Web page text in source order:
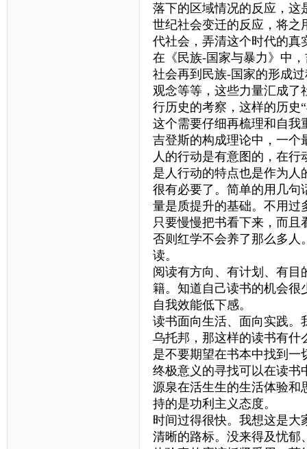
落下的区域情况的反应，这
世纪社会变迁的反应，将之
代社会，弄清这个时代的真
在《民族-国家与暴力》中
社会再到民族-国家的形成
观念等等，这些力量汇成了
行历史的考察，这样的历史
这个需要仔细再梳理和自我
吉登斯的构成理论中，一个
人的行动是有意图的，在
是人行动的特点也是作为人
很有必要了。简单的用几句
量是质提升的基础。不用过
只要慢慢把书看下来，而
否则红学不会养了那么多人
读。
阅读有方向、有计划、有目
籍。知道自己读书的机会很
自我效能低下感。
读书面向生活、面向实践。
乌托邦，那这样的读书有什
是不要期望在书本中找到一
终极意义的寻找可以在读书
源泉在活生生的生活体验和
持的是功利主义态度。
时间过得很快。我想这是大
清晰的路标。没来得及忧郁